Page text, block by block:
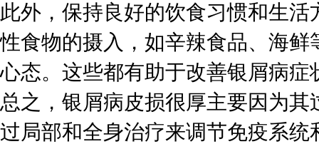
此外，保持良好的饮食习惯和生
性食物的摄入，如辛辣食品、海
心态。这些都有助于改善银屑病症
总之，银屑病皮损很厚主要因为
过局部和全身治疗来调节免疫系